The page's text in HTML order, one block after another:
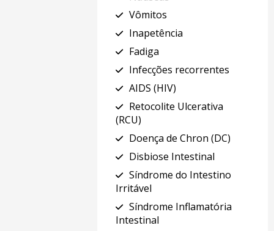
Vômitos
Inapetência
Fadiga
Infecções recorrentes
AIDS (HIV)
Retocolite Ulcerativa
(RCU)
Doença de Chron (DC)
Disbiose Intestinal
Síndrome do Intestino
Irritável
Síndrome Inflamatória
Intestinal